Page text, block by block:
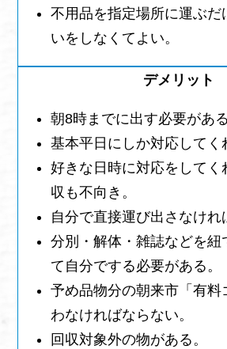
不用品を指定場所に運ぶだ
いをしなくてよい。
朝8時までに出す必要がある
基本平日にしか対応してく
好きな日時に対応をしてく
収も不向き。
自分で直接運び出さなけれ
分別・解体・雑誌などを紐
て自分でする必要がある。
予め品物分の朝来市「有料
わなければならない。
回収対象外の物がある。